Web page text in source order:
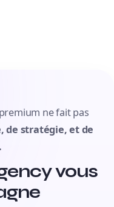
ne fait pas
de stratégie, et de
vous